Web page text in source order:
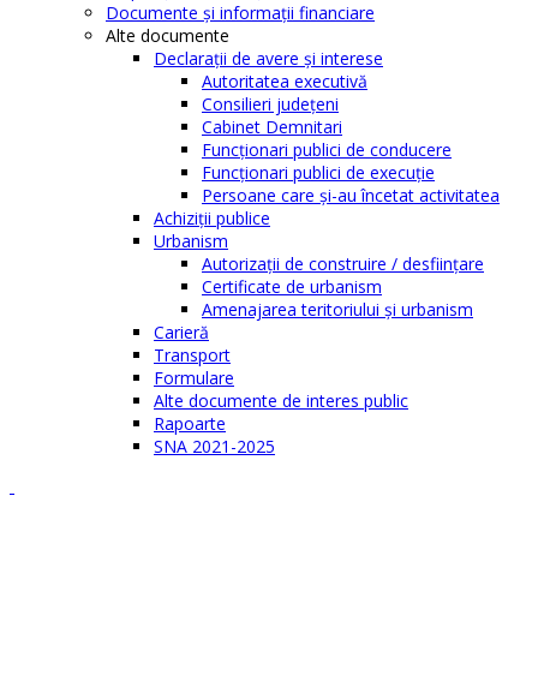
Documente şi informaţii financiare
Alte documente
Declaraţii de avere şi interese
Autoritatea executivă
Consilieri judeţeni
Cabinet Demnitari
Funcţionari publici de conducere
Funcționari publici de execuție
Persoane care şi-au încetat activitatea
Achiziţii publice
Urbanism
Autorizații de construire / desființare
Certificate de urbanism
Amenajarea teritoriului şi urbanism
Carieră
Transport
Formulare
Alte documente de interes public
Rapoarte
SNA 2021-2025